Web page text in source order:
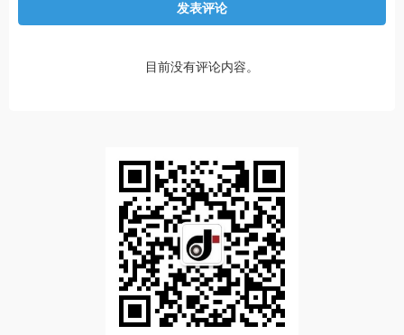
发表评论
目前没有评论内容。